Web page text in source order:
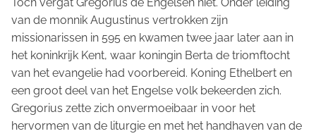
van de monnik Augustinus vertrokken zijn
missionarissen in 595 en kwamen twee jaar later aan in
het koninkrijk Kent, waar koningin Berta de triomftocht
van het evangelie had voorbereid. Koning Ethelbert en
een groot deel van het Engelse volk bekeerden zich.
Gregorius zette zich onvermoeibaar in voor het
hervormen van de liturgie en met het handhaven van de